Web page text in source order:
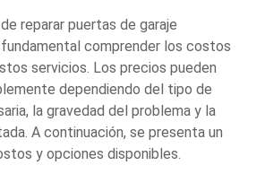
reparar puertas de garaje
comprender los costos
servicios. Los precios pueden
dependiendo del tipo de
la gravedad del problema y la
A continuación, se presenta un
y opciones disponibles.